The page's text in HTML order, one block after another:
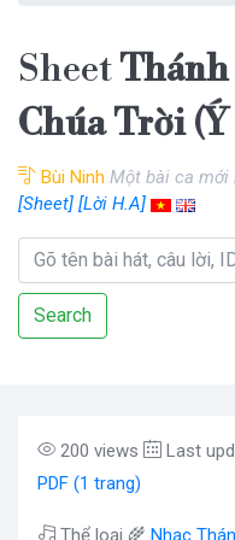
SheetThánh
Chúa Trời (Ý
Bùi Ninh Một bài ca mới
[Sheet] [Lời H.A]
Search
200 views Last
PDF (1 trang)
Thể loại 🌾 Nhạc